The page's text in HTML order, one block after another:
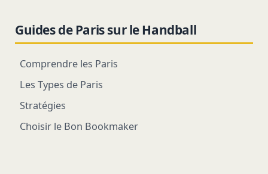
Guides de Paris sur le Handball
Comprendre les Paris
Les Types de Paris
Stratégies
Choisir le Bon Bookmaker